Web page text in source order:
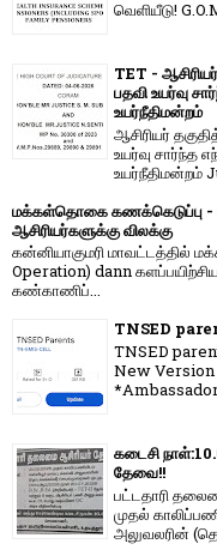
வெளியீடு!
TET -
பதவி உயர்வு
உயர்நீதிமன்றம்
ஆசிரியர்
உயர்வு சார்ந்த
உயர்நீதிமன்றம்
மக்கள்தொகை கணக்கெடுப்பு -
ஆசிரியர்களுக்கு விலக்கு
கன்னியாகுமரி மாவட்டத்தில்
Operation) dann
கண்காணிப்...
TNSED
TNSED
New Version
கடைசி
தேவை!!
பட்டதாரி
முதல்
அலுவலரின்